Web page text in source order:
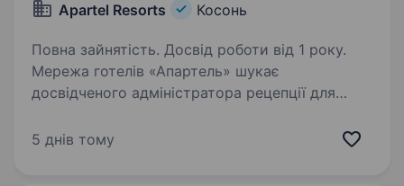
Apartel Resorts Косонь
Повна зайнятість. Досвід роботи від 1 року.
Мережа готелів «Апартель» шукає
досвідченого адміністратора рецепції для
в Косино — унікальному місці на перетині
5 днів тому